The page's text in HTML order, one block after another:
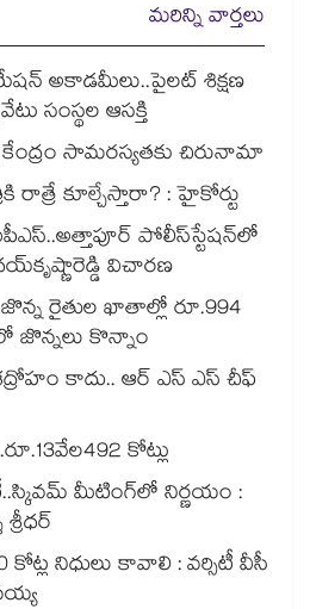
మరిన్ని వార్తలు
అకాడమీలు..పైలట్ శిక్షణ
సంస్థల ఆసక్తి
కేంద్రం సామరస్యతకు చిరునామా
రాత్రే కూల్చేస్తారా? : హైకోర్టు
పోలీస్‌‌‌‌‌‌‌‌‌‌‌‌‌‌‌‌స్టేషన్‌‌‌‌‌‌‌‌‌‌‌‌‌‌‌‌లో
విచారణ
జొన్న రైతుల ఖాతాల్లో రూ.994
జొన్నలు కొన్నాం
కాదు.. ఆర్ ఎస్ ఎస్ చీఫ్
కోట్లు
మీటింగ్‌‌‌‌‌‌‌‌‌‌‌‌‌‌‌‌లో నిర్ణయం :
కోట్ల నిధులు కావాలి : వర్సిటీ వీసీ